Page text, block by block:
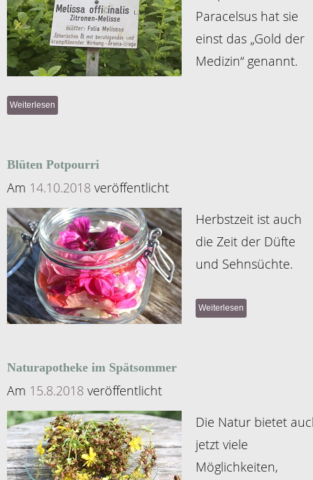
Paracelsus hat sie
einst das „Gold der
Medizin“ genannt.
Weiterlesen
Blüten Potpourri
Am 14.10.2018 veröffentlicht
Herbstzeit ist auch
die Zeit der Düfte
und Sehnsüchte.
Weiterlesen
Naturapotheke im Spätsommer
Am 15.8.2018 veröffentlicht
Die Natur bietet
jetzt viele
Möglichkeiten,